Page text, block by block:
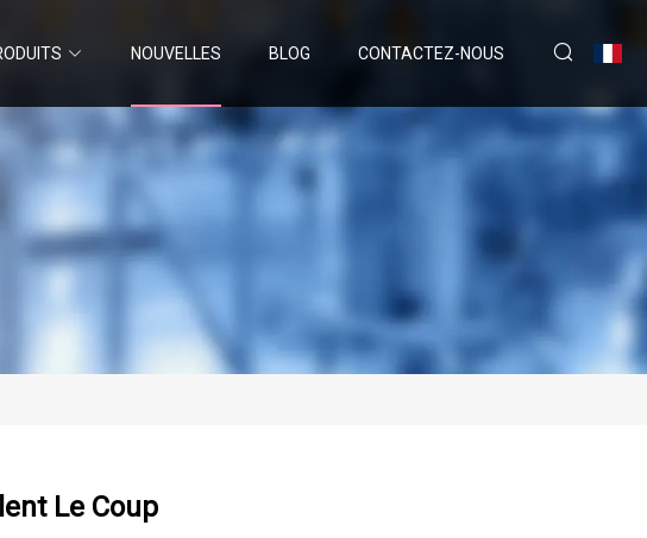
NOUVELLES BLOG CONTACTEZ-NOUS
Le Coup